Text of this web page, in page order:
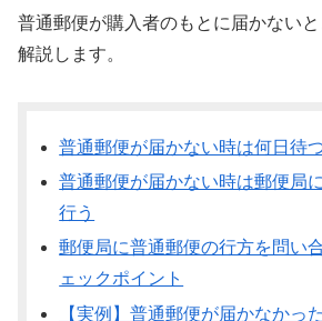
普通郵便が購入者のもとに届かない
解説します。
普通郵便が届かない時は何日待
普通郵便が届かない時は郵便局
行う
郵便局に普通郵便の行方を問い
ェックポイント
【実例】普通郵便が届かなかっ